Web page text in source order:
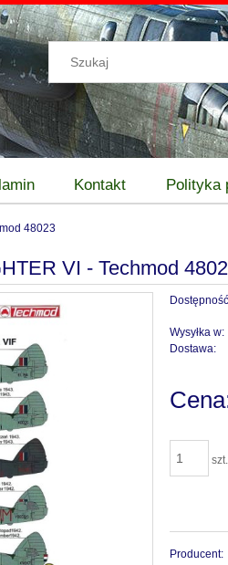
Kontakt Polityka
48023
VI - Techmod
Wysyłka w:
Dostawa:
szt.
Producent: